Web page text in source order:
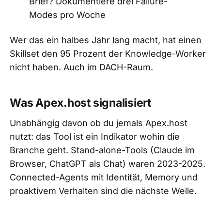
Modes pro Woche
Wer das ein halbes Jahr lang macht, hat einen
Skillset den 95 Prozent der Knowledge-Worker
nicht haben. Auch im DACH-Raum.
Was Apex.host signalisiert
Unabhängig davon ob du jemals Apex.host
nutzt: das Tool ist ein Indikator wohin die
Branche geht. Stand-alone-Tools (Claude im
Browser, ChatGPT als Chat) waren 2023-2025.
Connected-Agents mit Identität, Memory und
proaktivem Verhalten sind die nächste Welle.